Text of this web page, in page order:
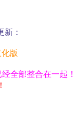
：
版
全部整合在一起